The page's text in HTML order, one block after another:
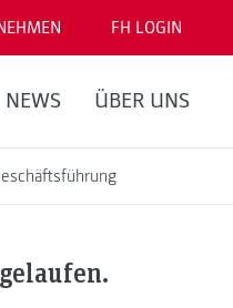
FH LOGIN
NEWS ÜBER UNS